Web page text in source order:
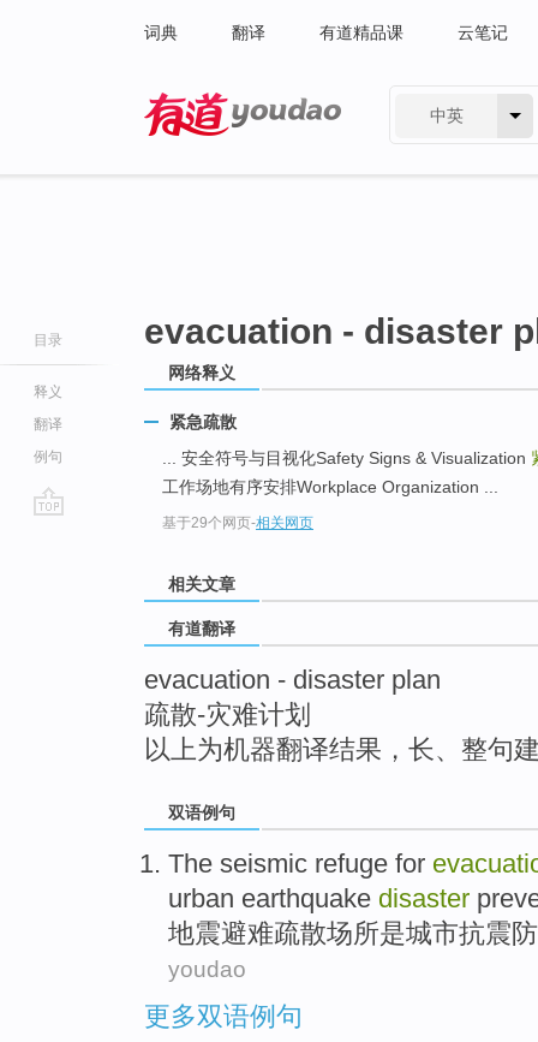
词典 翻译 有道精品课 云笔记
中英
目录
释义
翻译
例句
evacuation - disaster
网络释义
紧急疏散
... 安全符号与目视化Safety Signs & Visualization
工作场地有序安排Workplace Organization ...
基于29个网页-相关网页
相关文章
有道翻译
evacuation - disaster plan
疏散-灾难计划
以上为机器翻译结果，长、整句
双语例句
The seismic refuge for
urban earthquake disaster
地震避难疏散场所是城市抗震
youdao
更多双语例句